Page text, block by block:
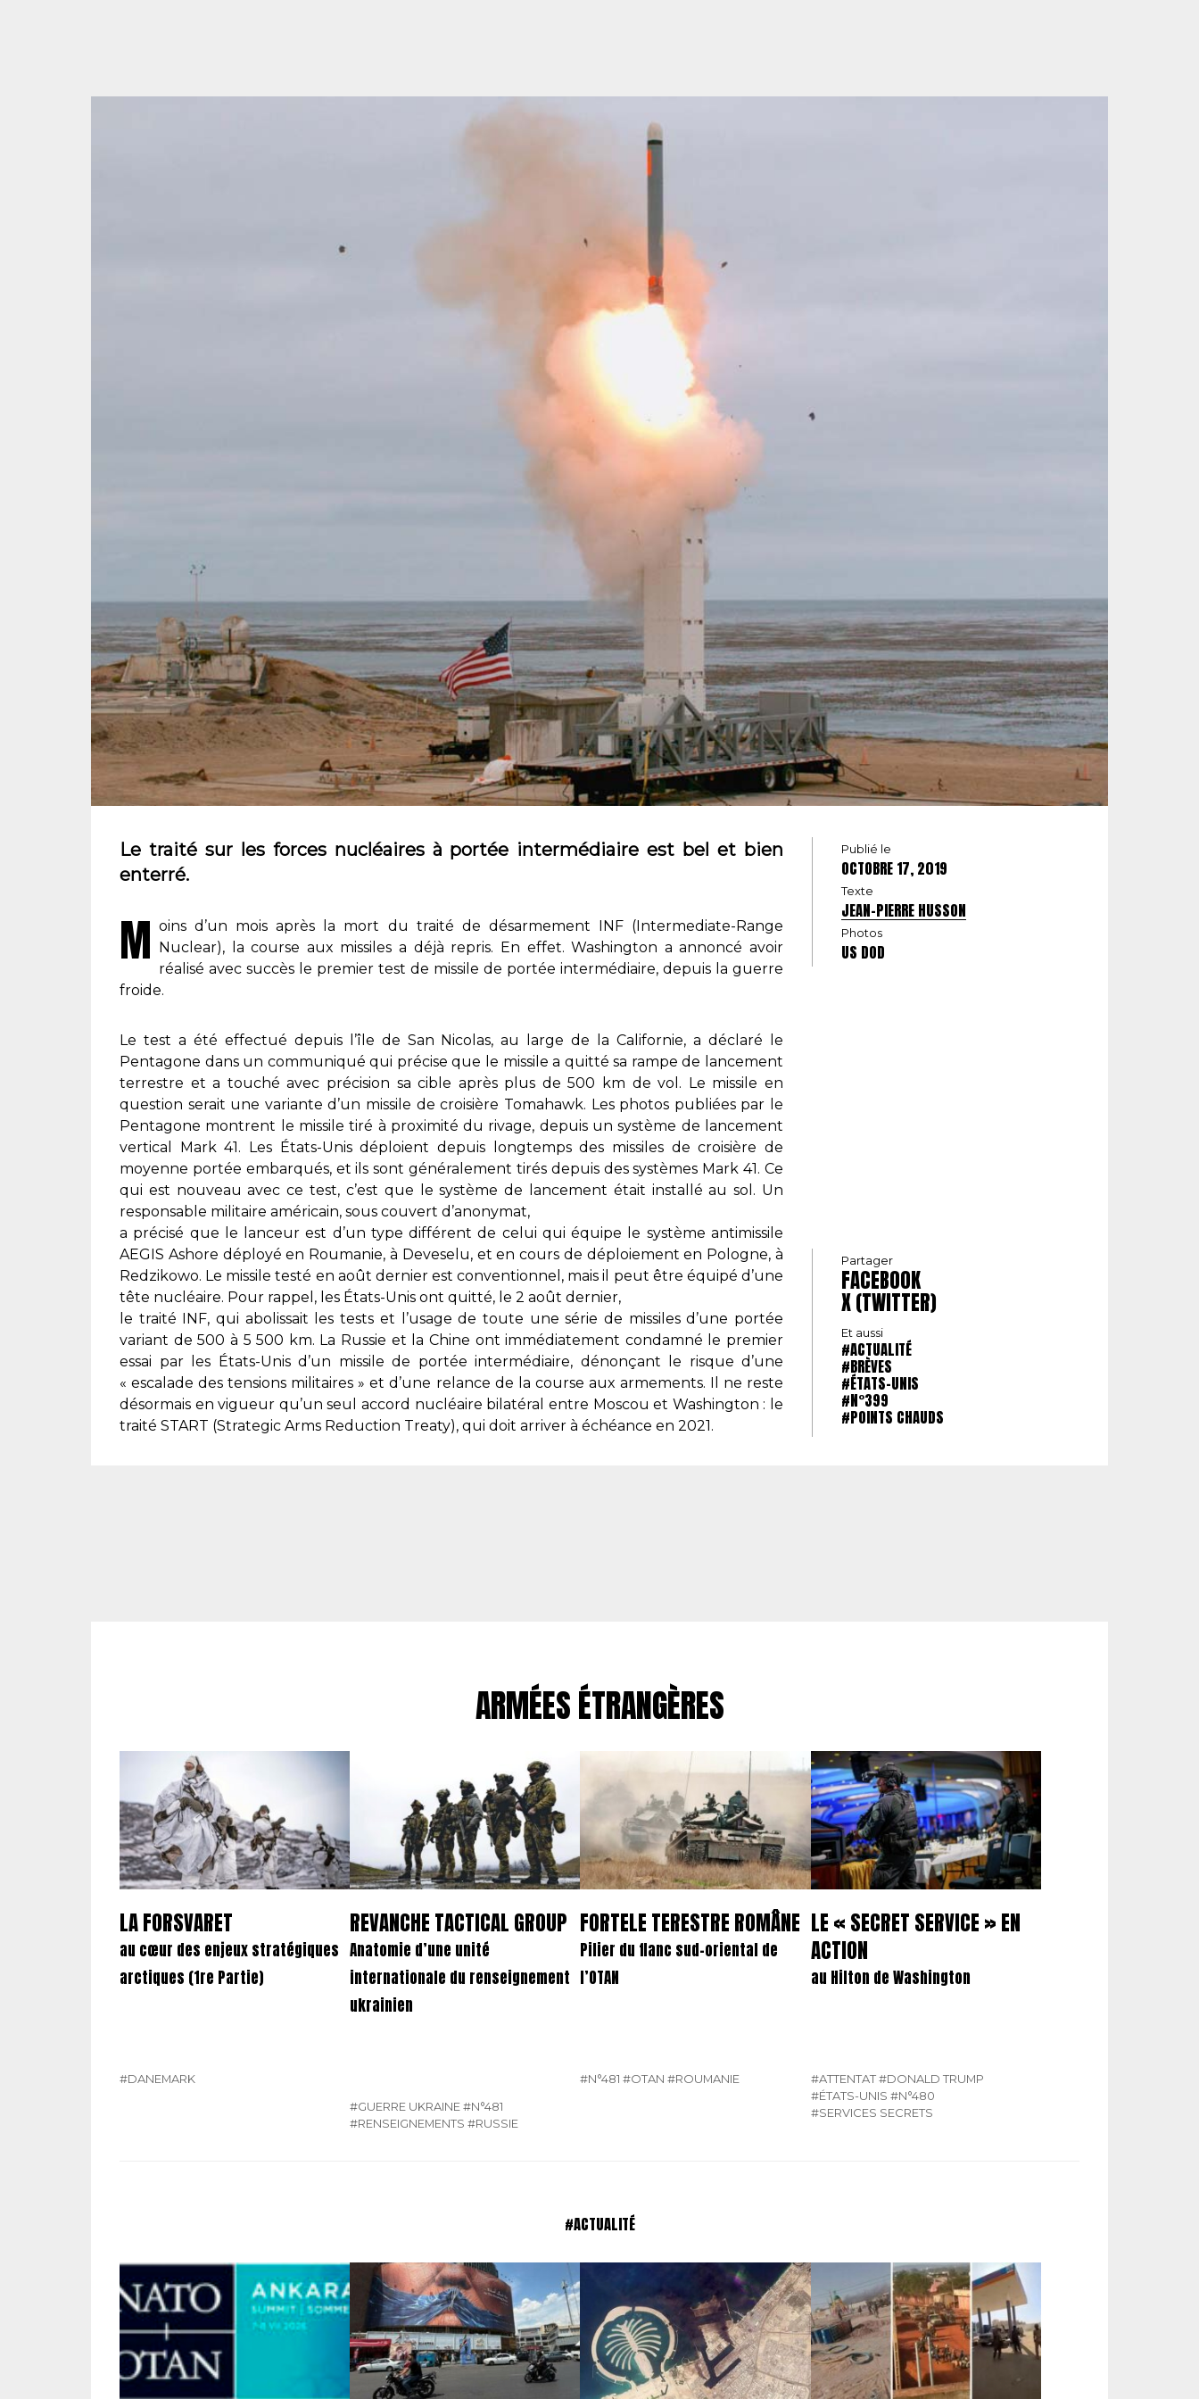
Le traité sur les forces nucléaires à portée intermédiaire est bel et bien
enterré.
M oins d’un mois après la mort du traité de désarmement INF (Intermediate-Range
Nuclear), la course aux missiles a déjà repris. En effet. Washington a annoncé avoir
réalisé avec succès le premier test de missile de portée intermédiaire, depuis la guerre
froide.
Le test a été effectué depuis l’île de San Nicolas, au large de la Californie, a déclaré le
Pentagone dans un communiqué qui précise que le missile a quitté sa rampe de lancement
terrestre et a touché avec précision sa cible après plus de 500 km de vol. Le missile en
question serait une variante d’un missile de croisière Tomahawk. Les photos publiées par le
Pentagone montrent le missile tiré à proximité du rivage, depuis un système de lancement
vertical Mark 41. Les États-Unis déploient depuis longtemps des missiles de croisière de
moyenne portée embarqués, et ils sont généralement tirés depuis des systèmes Mark 41. Ce
qui est nouveau avec ce test, c’est que le système de lancement était installé au sol. Un
responsable militaire américain, sous couvert d’anonymat,
a précisé que le lanceur est d’un type différent de celui qui équipe le système antimissile
AEGIS Ashore déployé en Roumanie, à Deveselu, et en cours de déploiement en Pologne, à
Redzikowo. Le missile testé en août dernier est conventionnel, mais il peut être équipé d’une
tête nucléaire. Pour rappel, les États-Unis ont quitté, le 2 août dernier,
le traité INF, qui abolissait les tests et l’usage de toute une série de missiles d’une portée
variant de 500 à 5 500 km. La Russie et la Chine ont immédiatement condamné le premier
essai par les États-Unis d’un missile de portée intermédiaire, dénonçant le risque d’une
« escalade des tensions militaires » et d’une relance de la course aux armements. Il ne reste
désormais en vigueur qu’un seul accord nucléaire bilatéral entre Moscou et Washington : le
traité START (Strategic Arms Reduction Treaty), qui doit arriver à échéance en 2021.
Publié le
OCTOBRE 17, 2019
Texte
JEAN-PIERRE HUSSON
Photos
US DOD
Partager
FACEBOOK
X (TWITTER)
Et aussi
#ACTUALITÉ
#BRÈVES
#ÉTATS-UNIS
#N°399
#POINTS CHAUDS
ARMÉES ÉTRANGÈRES
LA FORSVARET
au cœur des enjeux stratégiques
arctiques (1re Partie)
#DANEMARK
REVANCHE TACTICAL GROUP
Anatomie d’une unité
internationale du renseignement
ukrainien
#GUERRE UKRAINE #N°481
#RENSEIGNEMENTS #RUSSIE
FORTELE TERESTRE ROMÂNE
Pilier du flanc sud-oriental de
l’OTAN
#N°481 #OTAN #ROUMANIE
LE « SECRET SERVICE » EN
ACTION
au Hilton de Washington
#ATTENTAT #DONALD TRUMP
#ÉTATS-UNIS #N°480
#SERVICES SECRETS
#ACTUALITÉ